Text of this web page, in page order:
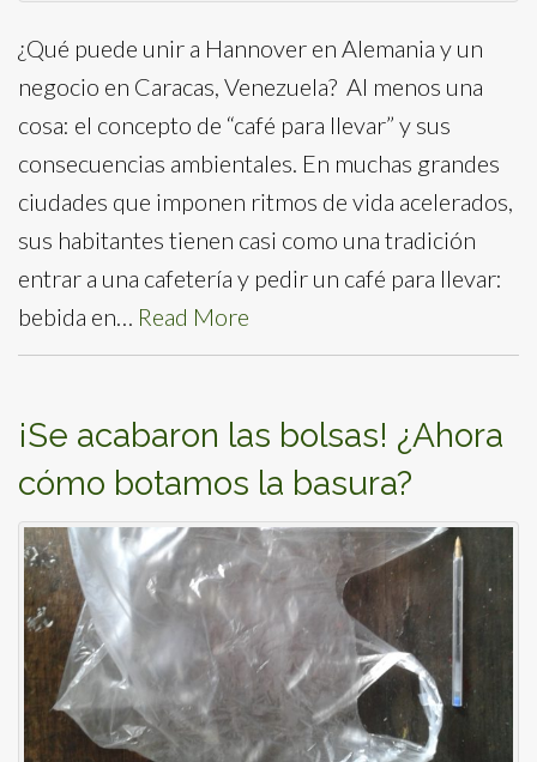
¿Qué puede unir a Hannover en Alemania y un
negocio en Caracas, Venezuela? Al menos una
cosa: el concepto de “café para llevar” y sus
consecuencias ambientales. En muchas grandes
ciudades que imponen ritmos de vida acelerados,
sus habitantes tienen casi como una tradición
entrar a una cafetería y pedir un café para llevar:
bebida en… Read More
¡Se acabaron las bolsas! ¿Ahora
cómo botamos la basura?